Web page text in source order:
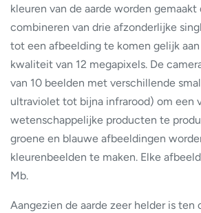
kleuren van de aarde worden gemaakt
combineren van drie afzonderlijke
tot een afbeelding te komen gelijk
kwaliteit van 12 megapixels. De
van 10 beelden met verschillende
ultraviolet tot bijna infrarood) om een
wetenschappelijke producten te
groene en blauwe afbeeldingen
kleurenbeelden te maken. Elke
Mb.
Aangezien de aarde zeer helder is ten